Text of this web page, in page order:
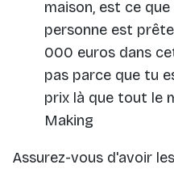
maison, est ce
personne est
000 euros dans
pas parce que tu
prix là que tout le
Making
Assurez-vous d'avoir